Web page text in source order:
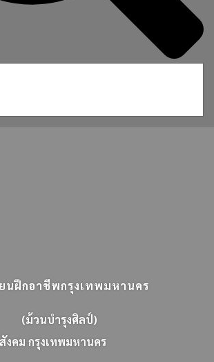
ยนฝึกอาชีพกรุงเทพมหานคร
(ม้วนบำรุงศิลป์)
สงคม กรงเทพมหานคร